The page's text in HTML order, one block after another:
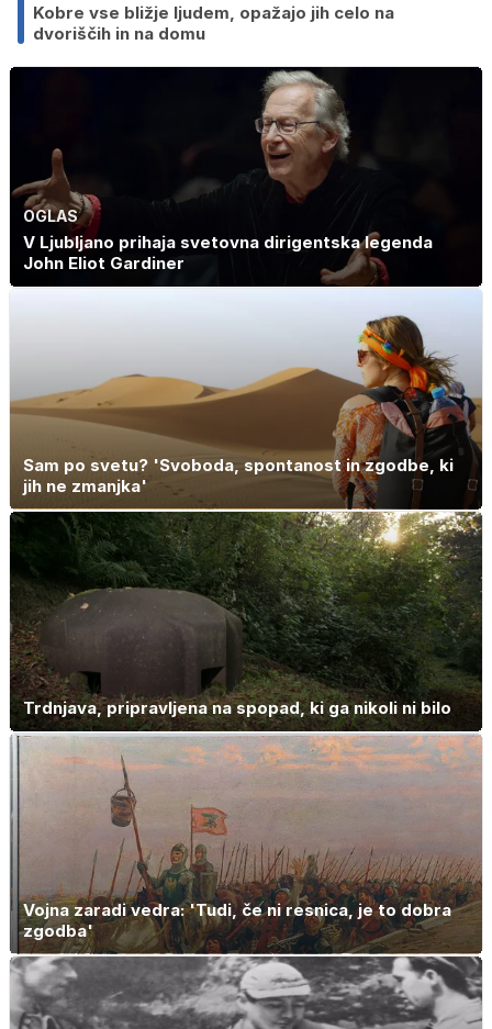
Kobre vse bližje ljudem, opažajo jih celo na
dvoriščih in na domu
OGLAS
V Ljubljano prihaja svetovna dirigentska legenda
John Eliot Gardiner
Sam po svetu? 'Svoboda, spontanost in zgodbe, ki
jih ne zmanjka'
Trdnjava, pripravljena na spopad, ki ga nikoli ni bilo
Vojna zaradi vedra: 'Tudi, če ni resnica, je to dobra
zgodba'